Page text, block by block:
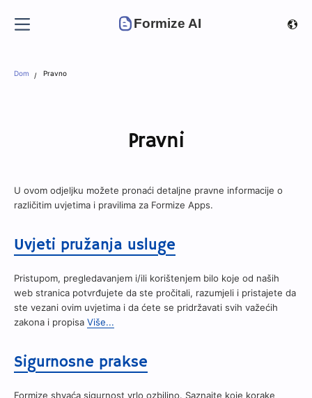
Formize AI
Dom Pravno
Pravni
U ovom odjeljku možete pronaći detaljne pravne informacije o
različitim uvjetima i pravilima za Formize Apps.
Uvjeti pružanja usluge
Pristupom, pregledavanjem i/ili korištenjem bilo koje od naših
web stranica potvrđujete da ste pročitali, razumjeli i pristajete da
ste vezani ovim uvjetima i da ćete se pridržavati svih važećih
zakona i propisa Više...
Sigurnosne prakse
Formize shvaća sigurnost vrlo ozbiljno. Saznajte koje korake